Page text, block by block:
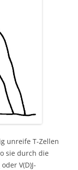
unreife T-Zellen
sie durch die
oder V(D)J-